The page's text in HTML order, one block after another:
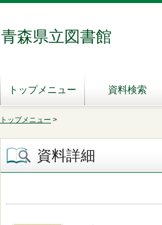
青森県立図書館
トップメニュー 資料検索
トップメニュー >
資料詳細